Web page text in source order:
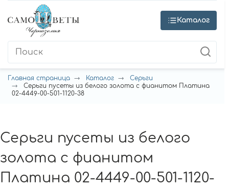
Каталог
Главная страница Каталог
Серьги
Серьги пусеты из белого золота с фианитом Платина
02-4449-00-501-1120-38
Серьги пусеты из белого
золота с фианитом
Платина 02-4449-00-501-1120-